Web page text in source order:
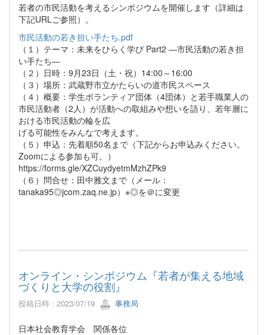
若者の市民活動を考えるシンポジウムを開催します（詳細は
下記URLご参照）。
市民活動の若き担い手たち.pdf
（１）テーマ：未来をひらく学び Part2 ―市民活動の若き担
い手たち―
（２）日時：9月23日（土・祝）14:00～16:00
（３）場所：武蔵野市立かたらいの道市民スペース
（４）概要：学生ボランティア団体（4団体）と若手職業人の
市民活動者（2人）が活動への取組みや想いを語り、若年層に
おける市民活動の輪を広
げる可能性をみんなで考えます。
（５）申込：先着順50名まで（下記からお申込みください。
Zoomによる参加も可。）
https://forms.gle/XZCuydyetmMzhZPk9
（６）問合せ：田中雅文まで（メール：
tanaka95◎jcom.zaq.ne.jp）※◎を＠に変更
オンライン・シンポジウム『若者が集える地域
づくりと大学の役割』
投稿日時 : 2023/07/19 事務局
日本社会教育学会 関係各位